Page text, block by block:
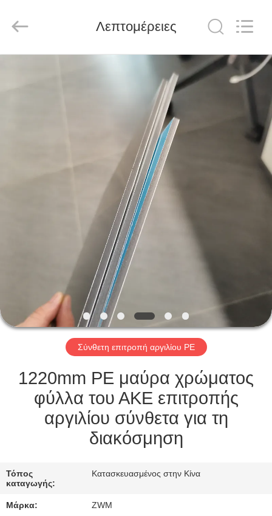
ΠΕΡΙΟΔΕΊΑ
ΕΡΓΟΣΤΆΣΙΟ
ΈΛΕΓΧΟΣ
ΠΟΙΌΤΗΤΑΣ
ΕΠΙΚΟΙΝΩΝΉΣΤΕ
ΜΑΖΊ
ΜΑΣ
ΕΙΔΉΣΕΙΣ
ΥΠΟΘΈΣΕΙΣ
ΖΗΤΉΣΤΕ
Co.,
Reserved.
Λεπτομέρειες
Σύνθετη επιτροπή αργιλίου PE
1220mm PE μαύρα χρώματος
φύλλα του ΑΚΕ επιτροπής
αργιλίου σύνθετα για τη
διακόσμηση
Τόπος
καταγωγής:
Κατασκευασμένος στην Κίνα
Μάρκα: ZWM